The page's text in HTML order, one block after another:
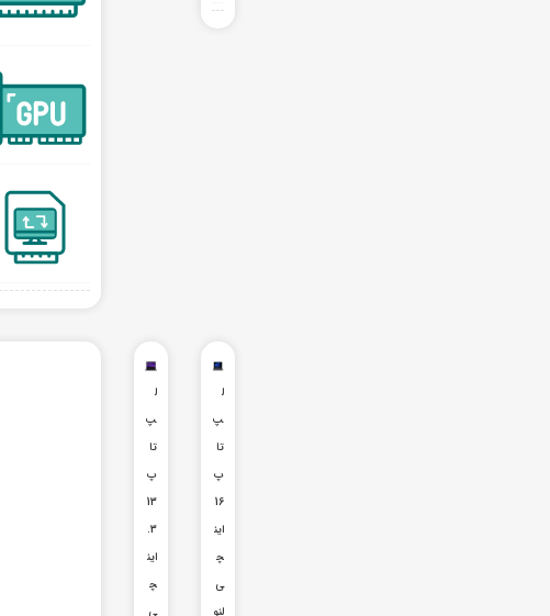
ل
پ
تا
پ
16
این
چ
ی
لنو
ل
پ‌
تا
پ
13
.3
این
چ
ی